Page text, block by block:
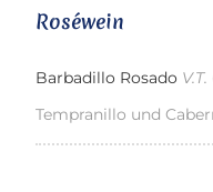
Roséwein
Barbadillo Rosado
Tempranillo und